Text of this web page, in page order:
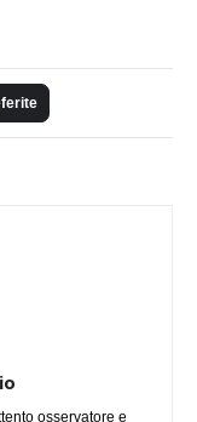
osservatore e